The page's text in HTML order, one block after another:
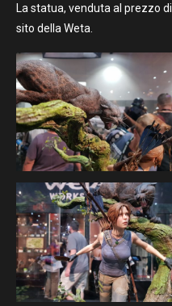
La statua, venduta al prezzo di
sito della Weta.